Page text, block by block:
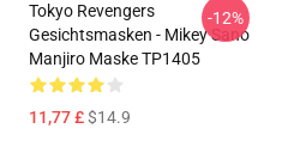
Tokyo Revengers
Gesichtsmasken - Mikey Sano
Manjiro Maske TP1405
11,77 £$14.9
-12%